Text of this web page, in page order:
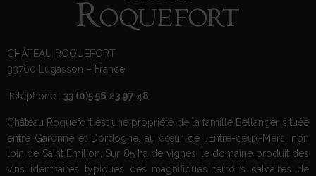
CHÂTEAU ROQUEFORT
33760 Lugasson – France
Téléphone : 33 (0)5 56 23 97 48
Château Roquefort est une propriété de la famille Bellanger située
entre Garonne et Dordogne, au cœur de l’Entre-deux-Mers, non
loin de Saint Emilion. Sur 85 ha de vignes, le domaine produit des
vins identitaires typiques des magnifiques terroirs calcaires de